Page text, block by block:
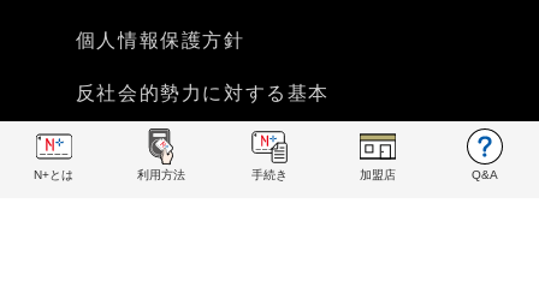
© 2019 N+ All rights reserved.
個人情報保護方針
反社会的勢力に対する基本
方針宣言
N+とは 利用方法 手続き 加盟店 Q&A